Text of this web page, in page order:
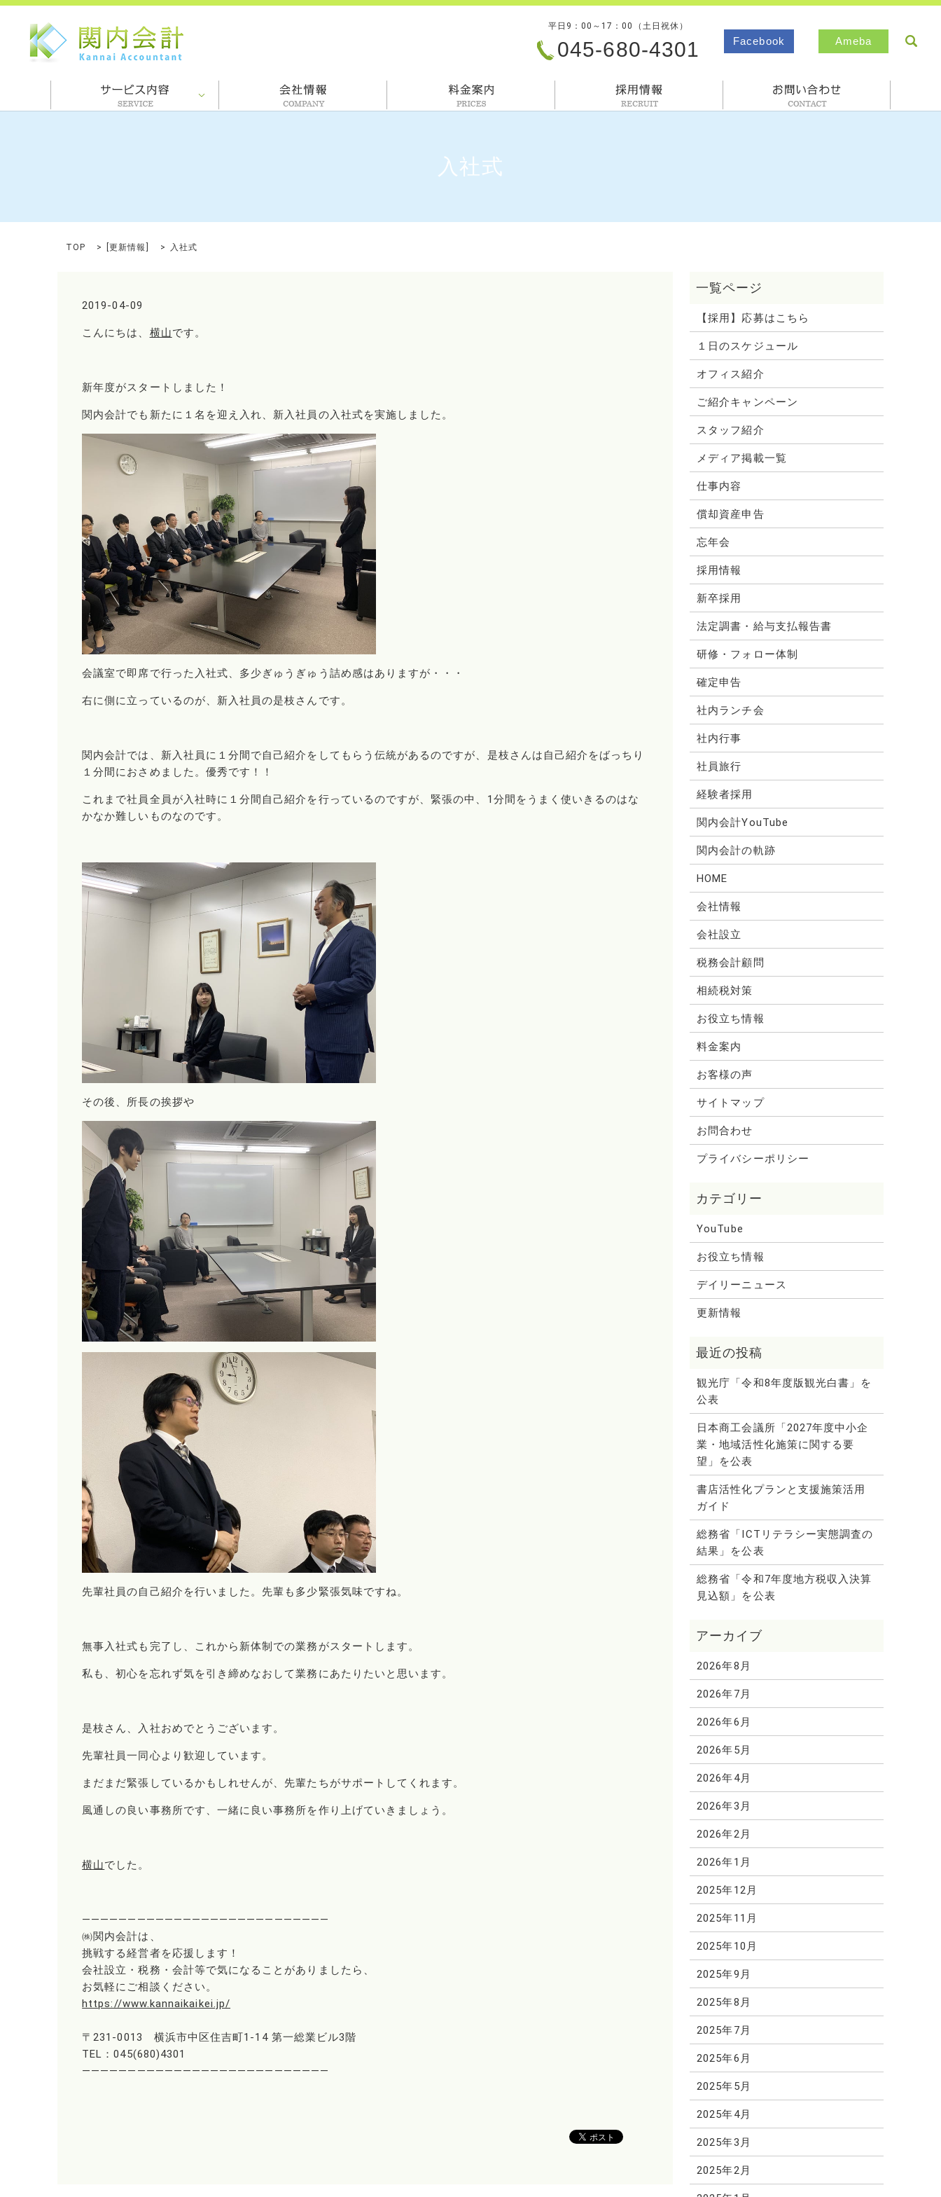
平日9：00～17：00（土日祝休）
045-680-4301 Facebook Ameba
入社式
TOP [更新情報 入社式
2019-04-09
こんにちは、 横山です。
新年度がスタートしました！
関内会計でも新たに１名を迎え入れ、新入社員の入社式を実施しました。
会議室で即席で行った入社式、多少ぎゅうぎゅう詰め感はありますが・・・
右に側に立っているのが、新入社員の是枝さんです。
関内会計では、新入社員に１分間で自己紹介をしてもらう伝統があるのですが、是枝さんは自己紹介をばっちり
１分間におさめました。優秀です！！
これまで社員全員が入社時に１分間自己紹介を行っているのですが、緊張の中、1分間をうまく使いきるのはな
かなか難しいものなのです。
その後、所長の挨拶や
先輩社員の自己紹介を行いました。先輩も多少緊張気味ですね。
無事入社式も完了し、これから新体制での業務がスタートします。
私も、初心を忘れず気を引き締めなおして業務にあたりたいと思います。
是枝さん、入社おめでとうございます。
先輩社員一同心より歓迎しています。
まだまだ緊張しているかもしれせんが、先輩たちがサポートしてくれます。
風通しの良い事務所です、一緒に良い事務所を作り上げていきましょう。
横山でした。
―――――――――――――――――――――――――――
㈱関内会計は、
挑戦する経営者を応援します！
会社設立・税務・会計等で気になることがありましたら、
お気軽にご相談ください。
https://www.kannaikaikei.jp/
〒231-0013 横浜市中区住吉町1-14 第一総業ビル3階
TEL：045(680)4301
―――――――――――――――――――――――――――
【採用】応募はこちら
１日のスケジュール
オフィス紹介
ご紹介キャンペーン
スタッフ紹介
メディア掲載一覧
仕事内容
償却資産申告
忘年会
採用情報
新卒採用
法定調書・給与支払報告書
研修・フォロー体制
確定申告
社内ランチ会
社内行事
社員旅行
経験者採用
関内会計YouTube
関内会計の軌跡
HOME
会社情報
会社設立
税務会計顧問
相続税対策
お役立ち情報
料金案内
お客様の声
サイトマップ
お問合わせ
プライバシーポリシー
YouTube
お役立ち情報
デイリーニュース
更新情報
観光庁「令和8年度版観光白書」を
公表
日本商工会議所「2027年度中小企
業・地域活性化施策に関する要
望」を公表
書店活性化プランと支援施策活用
ガイド
総務省「ICTリテラシー実態調査の
結果」を公表
総務省「令和7年度地方税収入決算
見込額」を公表
2026年8月
2026年7月
2026年6月
2026年5月
2026年4月
2026年3月
2026年2月
2026年1月
2025年12月
2025年11月
2025年10月
2025年9月
2025年8月
2025年7月
2025年6月
2025年5月
2025年4月
2025年3月
2025年2月